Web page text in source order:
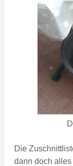
Die
dann doch